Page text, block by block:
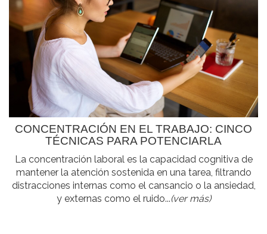
CONCENTRACIÓN EN EL TRABAJO: CINCO
TÉCNICAS PARA POTENCIARLA
La concentración laboral es la capacidad cognitiva de
mantener la atención sostenida en una tarea, filtrando
distracciones internas como el cansancio o la ansiedad,
y externas como el ruido...(ver más)